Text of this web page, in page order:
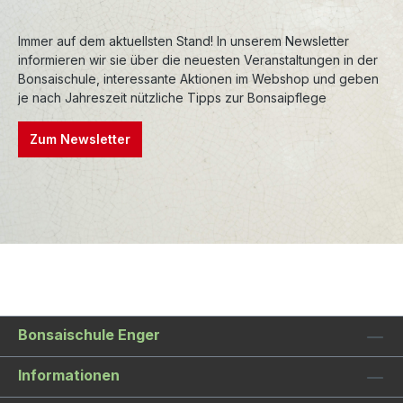
entstanden, bei hohen Temperaturen gebrannt
und sind entsprechend frostfest.
Premiumschalen werden aufwendig
nachbearbeitet, wodurch die Formen und
Konturen sehr präzise sind. Auch die Glasuren
sind oft einzigartig und verleihen den Schalen
Immer auf dem aktuellsten Stand! In unserem Newsletter
informieren wir sie über die neuesten Veranstaltungen in der
Bonsaischule, interessante Aktionen im Webshop und geben
je nach Jahreszeit nützliche Tipps zur Bonsaipflege
Zum Newsletter
Bonsaischule Enger
Informationen